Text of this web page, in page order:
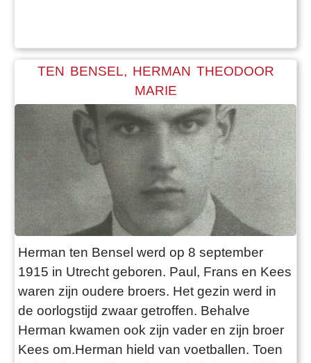
zich melde
TEN BENSEL, HERMAN THEODOOR
MARIE
Herman ten Bensel werd op 8 september
1915 in Utrecht geboren. Paul, Frans en Kees
waren zijn oudere broers. Het gezin werd in
de oorlogstijd zwaar getroffen. Behalve
Herman kwamen ook zijn vader en zijn broer
Kees om.Herman hield van voetballen. Toen